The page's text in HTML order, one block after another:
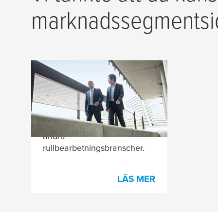
Marknadssegment
Din partner för flexo- och
offsettryck, pappers- och
wellpappstillverkning och
andra
rullbearbetningsbranscher.
LÄS MER